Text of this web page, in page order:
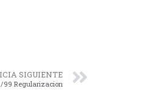
SIGUIENTE
99 Regularizacion